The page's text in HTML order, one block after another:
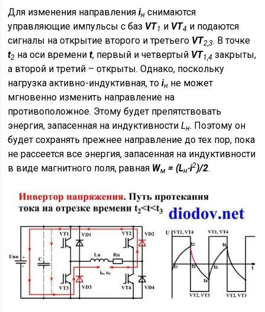
Для изменения направления iн снимаются
управляющие импульсы с баз VT1 и VT4 и подаются
сигналы на открытие второго и третьего VT2,3. В точке
t2 на оси времениt, первый и четвертый VT1,4 закрыты,
а второй и третий – открыты. Однако, поскольку
нагрузка активно-индуктивная, тоiн не может
мгновенно изменить направление на
противоположное. Этому будет препятствовать
энергия, запасенная на индуктивностиLн. Поэтому он
будет сохранять прежнее направление до тех пор, пока
не рассеется все энергия, запасенная на индуктивности
в виде магнитного поля, равная Wм = (Lн∙i2)/2.